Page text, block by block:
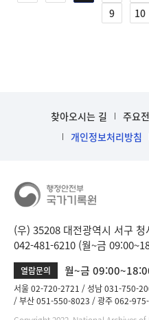
9
10
찾아오시는 길 주요
개인정보처리방침
(우) 35208 대전광역시 서구
042-481-6210 (월~금
열람문의 월~금
서울 02-720-2721 성남 031-750-
부산 051-550-8023
광주 062-